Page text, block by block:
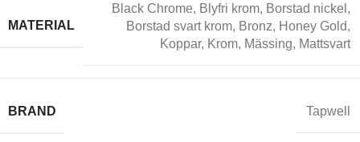
MATERIAL
Black Chrome, Blyfri krom, Borstad nickel ,
Borstad svart krom, Bronz, Honey Gold,
Koppar, Krom, Mässing, Mattsvart
BRAND Tapwell